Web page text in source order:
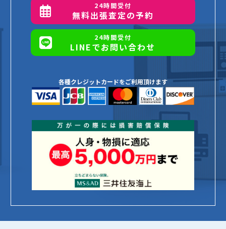
24時間受付
無料出張査定の予約
24時間受付
LINEでお問い合わせ
各種クレジットカードをご利用頂けます